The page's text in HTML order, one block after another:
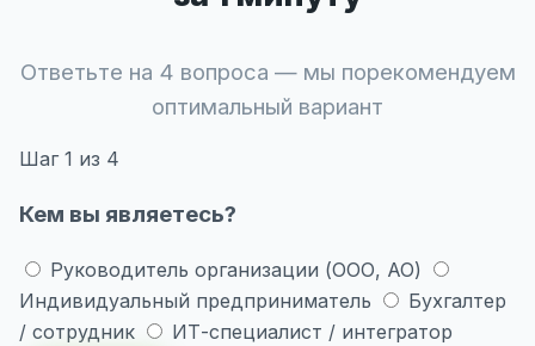
Ответьте на 4 вопроса — мы порекомендуем
оптимальный вариант
Шаг 1 из 4
Кем вы являетесь?
Руководитель организации (ООО, АО)
Индивидуальный предприниматель
Бухгалтер
/ сотрудник
ИТ-специалист / интегратор